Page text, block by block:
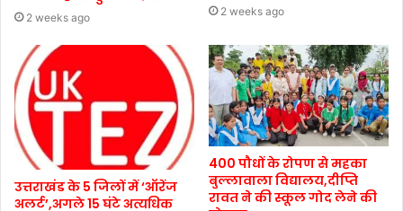
2 weeks ago 2 weeks ago
उत्तराखंड के 5 जिलों में ‘ऑरेंज
अलर्ट’,अगले 15 घंटे अत्यधिक
400 पौधों के रोपण से महका
बुल्लावाला विद्यालय,दीप्ति
रावत ने की स्कूल गोद लेने की